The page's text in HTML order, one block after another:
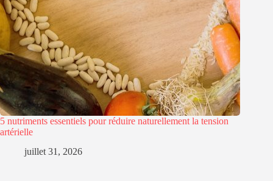
5 nutriments essentiels pour réduire naturellement la tension
artérielle
juillet 31, 2026